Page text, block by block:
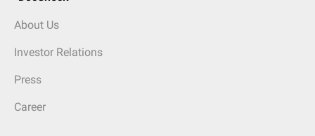
About Us
Investor Relations
Press
Career